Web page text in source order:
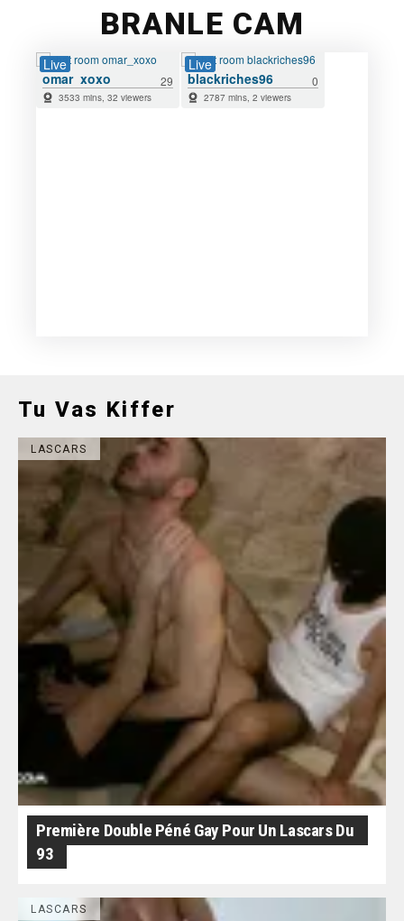
BRANLE CAM
Tu Vas Kiffer
LASCARS
Première Double Péné Gay Pour Un Lascars Du
93
LASCARS